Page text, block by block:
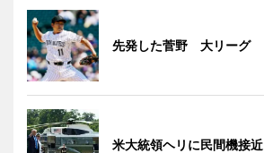
先発した菅野 大リーグ
米大統領ヘリに民間機接近